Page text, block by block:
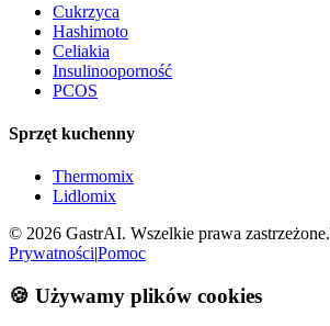
Cukrzyca
Hashimoto
Celiakia
Insulinooporność
PCOS
Sprzęt kuchenny
Thermomix
Lidlomix
© 2026 GastrAI. Wszelkie prawa zastrzeżone.
Prywatności|Pomoc
🍪 Używamy plików cookies